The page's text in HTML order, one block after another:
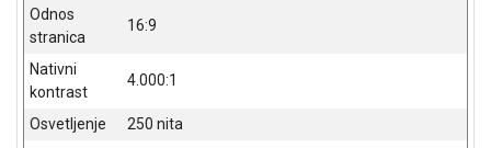
ŠKOLSKI
PRIBOR
BICIKLE
FITNES
Odnos
stranica
16:9
Nativni
kontrast
4.000:1
Osvetljenje
250 nita